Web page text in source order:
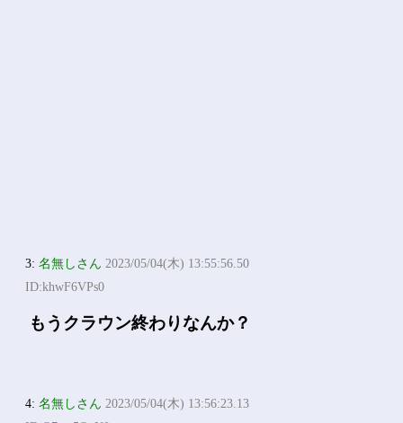
3:名無しさん 2023/05/04(木) 13:55:56.50
ID:khwF6VPs0
もうクラウン終わりなんか？
4:名無しさん 2023/05/04(木) 13:56:23.13